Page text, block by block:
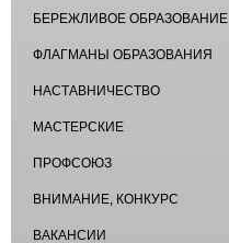
БЕРЕЖЛИВОЕ ОБРАЗОВАНИЕ
ФЛАГМАНЫ ОБРАЗОВАНИЯ
НАСТАВНИЧЕСТВО
МАСТЕРСКИЕ
ПРОФСОЮЗ
ВНИМАНИЕ, КОНКУРС
ВАКАНСИИ